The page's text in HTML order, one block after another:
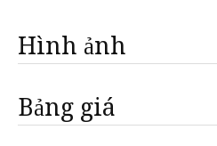
Hình ảnh
Bảng giá